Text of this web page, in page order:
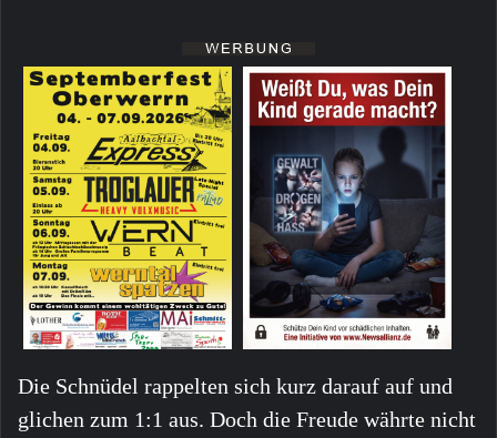
Die Schnüdel rappelten sich kurz darauf auf und
glichen zum 1:1 aus. Doch die Freude währte nicht